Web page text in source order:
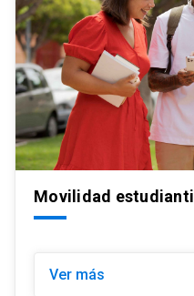
Movilidad estudiantil
Ver más